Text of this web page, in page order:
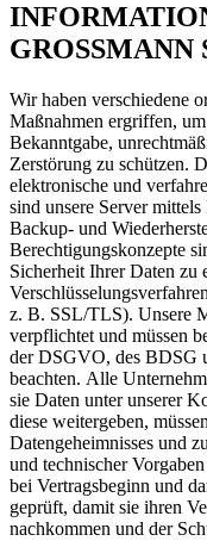
Wir haben verschiedene
Maßnahmen ergriffen,
Bekanntgabe,
Zerstörung zu schützen.
elektronische und
sind unsere Server
Backup- und
Berechtigungskonzepte
Sicherheit Ihrer Daten zu
z. B. SSL/TLS). Unsere
verpflichtet und müssen
der DSGVO, des BDSG
beachten. Alle
sie Daten unter unserer
diese weitergeben,
Datengeheimnisses und
und technischer
bei Vertragsbeginn und
geprüft, damit sie ihren
nachkommen und der